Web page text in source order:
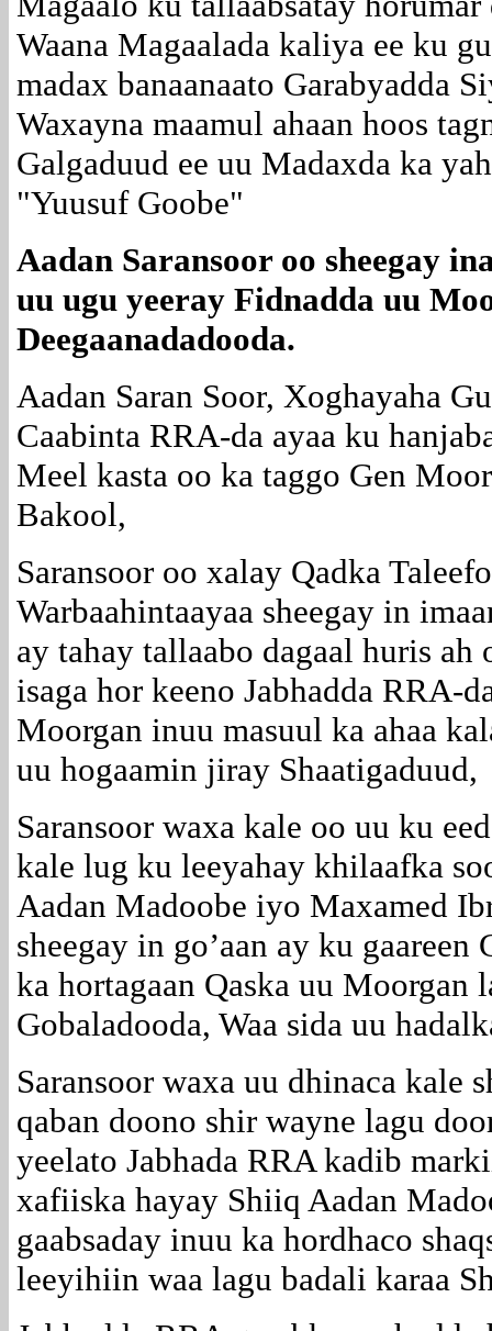
Waana Magaalada kaliya ee ku
madax banaanaato Garabyadda
Waxayna maamul ahaan hoos
Galgaduud ee uu Madaxda ka
"Yuusuf Goobe"
Aadan Saransoor oo sheegay
uu ugu yeeray Fidnadda uu
Deegaanadadooda.
Aadan Saran Soor, Xoghayaha
Caabinta RRA-da ayaa ku
Meel kasta oo ka taggo Gen
Bakool,
Saransoor oo xalay Qadka
Warbaahintaayaa sheegay in
ay tahay tallaabo dagaal huris
isaga hor keeno Jabhadda RRA-
Moorgan inuu masuul ka ahaa
uu hogaamin jiray Shaatigaduud,
Saransoor waxa kale oo uu ku
kale lug ku leeyahay khilaafka
Aadan Madoobe iyo Maxamed
sheegay in go’aan ay ku
ka hortagaan Qaska uu Moorgan
Gobaladooda, Waa sida uu
Saransoor waxa uu dhinaca kale
qaban doono shir wayne lagu
yeelato Jabhada RRA kadib
xafiiska hayay Shiiq Aadan
gaabsaday inuu ka hordhaco
leeyihiin waa lagu badali karaa